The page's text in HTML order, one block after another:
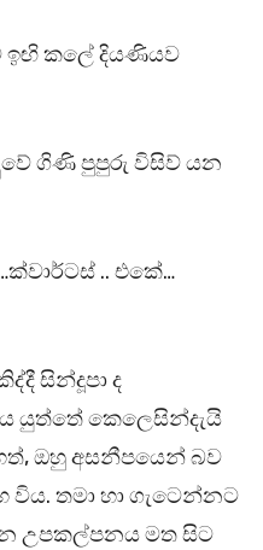
ඉඟි කලේ දියණියව
ගිණි පුපුරු විසිව් යන
.. එකේ…
සින්දූපා ද
යුත්තේ කෙලෙසින්දැයි
ඔහු අසනීපයෙන් බව
විය. තමා හා ගැටෙන්නට
උපකල්පනය මත සිට